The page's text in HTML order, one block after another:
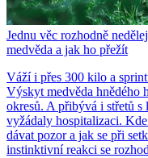
Jednu věc rozhodně
medvěda a jak ho přežít
Váží i přes 300 kilo a
Výskyt medvěda hnědého
okresů. A přibývá i střetů
vyžádaly hospitalizaci.
dávat pozor a jak se při
instinktivní reakci se